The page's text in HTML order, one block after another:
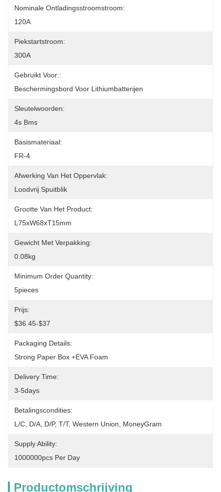
Nominale Ontladingsstroomstroom:
120A
Piekstartstroom:
300A
Gebruikt Voor::
Beschermingsbord Voor Lithiumbatterijen
Sleutelwoorden:
4s Bms
Basismateriaal:
FR-4
Afwerking Van Het Oppervlak:
Loodvrij Spuitblik
Grootte Van Het Product:
L75xW68xT15mm
Gewicht Met Verpakking:
0.08kg
Minimum Order Quantity:
5pieces
Prijs:
$36.45-$37
Packaging Details:
Strong Paper Box +EVA Foam
Delivery Time:
3-5days
Betalingscondities:
L/C, D/A, D/P, T/T, Western Union, MoneyGram
Supply Ability:
1000000pcs Per Day
Productomschrijving